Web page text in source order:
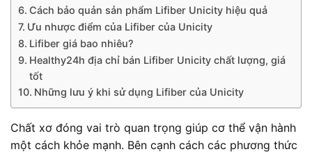
Cách bảo quản sản phẩm Lifiber Unicity hiệu quả
Ưu nhược điểm của Lifiber của Unicity
Lifiber giá bao nhiêu?
Healthy24h địa chỉ bán Lifiber Unicity chất lượng, giá
tốt
Những lưu ý khi sử dụng Lifiber của Unicity
Chất xơ đóng vai trò quan trọng giúp cơ thể vận hành
một cách khỏe mạnh. Bên cạnh cách các phương thức